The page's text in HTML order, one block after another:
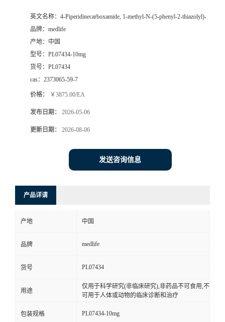
英文名称： 4-Piperidinecarboxamide, 1-methyl-N-(5-phenyl-2-thiazolyl)-
品牌： medlife
产地： 中国
型号： PL07434-10mg
货号： PL07434
cas： 2373065-59-7
价格： ￥3875.00/EA
发布日期： 2026-05-06
更新日期： 2026-08-06
发送咨询信息
产品详请
产地 中国
品牌 medlife
货号 PL07434
用途
仅用于科学研究(非临床研究),非药品不可食用,不
可用于人体或动物的临床诊断和治疗
包装规格 PL07434-10mg